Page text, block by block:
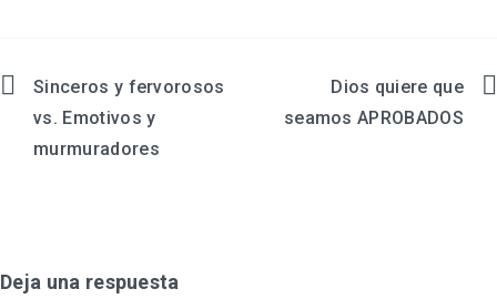
Navegación
Sinceros y fervorosos
vs. Emotivos y
murmuradores
Dios quiere que
seamos APROBADOS
Deja una respuesta